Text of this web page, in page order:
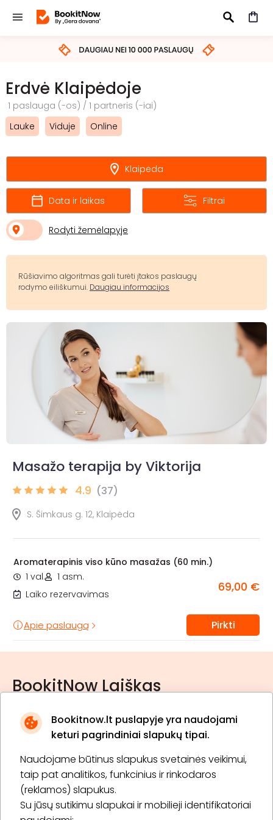
Bookitnow.lt puslapyje yra naudojami
keturi pagrindiniai slapukų tipai.
Naudojame būtinus slapukus svetainės veikimui,
taip pat analitikos, funkcinius ir rinkodaros
(reklamos) slapukus.
Su jūsų sutikimu slapukai ir mobilieji identifikatoriai
IEŠKOTI
Erdvė Klaipėdoje
1 paslauga (-os) / 1 partneris (-iai)
Lauke
Viduje Online
Klaipėda
Data ir laikas Filtrai
Rodyti žemėlapyje
Rūšiavimo algoritmas gali turėti įtakos paslaugų
rodymo eiliškumui. Daugiau informacijos
Masažo terapija by Viktorija
4.9 (37)
S. Šimkaus g. 12, Klaipėda
Aromaterapinis viso kūno masažas (60 min.)
1 val.
1 asm.
Laiko rezervavimas
69,00 €
Apie paslaugą Pirkti
BookitNow Laiškas
* Susipažinau su privatumo politika
Prenumeruoti